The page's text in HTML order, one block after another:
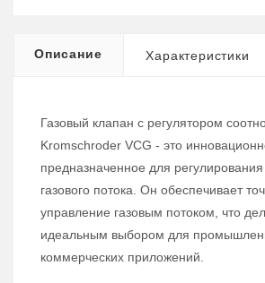
Описание Характеристики
Газовый клапан с регулятором
Kromschroder VCG - это
предназначенное для
газового потока. Он обеспечивает
управление газовым потоком, что
идеальным выбором для
коммерческих приложений.